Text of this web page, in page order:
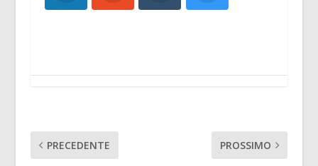
PRECEDENTE PROSSIMO